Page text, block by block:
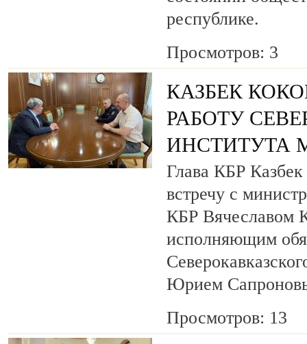
республике.
Просмотров: 3
КАЗБЕК
РАБОТУ
ИНСТИТУТА
Глава КБР
встречу с
КБР Вячеславом
исполняющим
Юрием
Просмотров: 13